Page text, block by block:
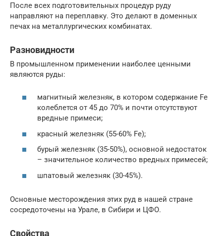
После всех подготовительных процедур руду
направляют на переплавку. Это делают в доменных
печах на металлургических комбинатах.
Разновидности
В промышленном применении наиболее ценными
являются руды:
магнитный железняк, в котором содержание Fe
колеблется от 45 до 70% и почти отсутствуют
вредные примеси;
красный железняк (55-60% Fe);
бурый железняк (35-50%), основной недостаток
– значительное количество вредных примесей;
шпатовый железняк (30-45%).
Основные месторождения этих руд в нашей стране
сосредоточены на Урале, в Сибири и ЦФО.
Свойства